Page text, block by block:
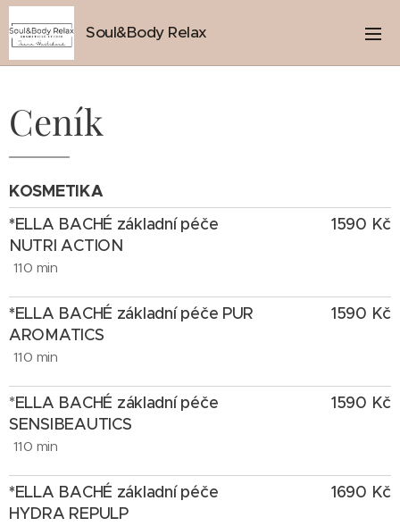
Soul&Body Relax
Ceník
KOSMETIKA
*ELLA BACHÉ základní péče
NUTRI ACTION
110 min
1590 Kč
*ELLA BACHÉ základní péče PUR
AROMATICS
110 min
1590 Kč
*ELLA BACHÉ základní péče
SENSIBEAUTICS
110 min
1590 Kč
*ELLA BACHÉ základní péče
HYDRA REPULP
1690 Kč